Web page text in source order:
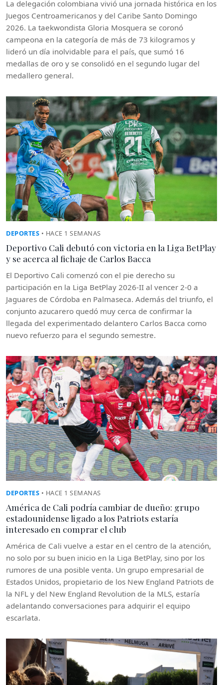
La delegación colombiana vivió una jornada histórica en los
Juegos Centroamericanos y del Caribe Santo Domingo
2026. La taekwondista Gloria Mosquera se coronó
campeona en la categoría de más de 73 kilogramos y
lideró un día inolvidable para el país, que sumó 16
medallas de oro y se consolidó en el segundo lugar del
medallero general.
DEPORTES • HACE 1 SEMANAS
Deportivo Cali debutó con victoria en la Liga BetPlay
y se acerca al fichaje de Carlos Bacca
El Deportivo Cali comenzó con el pie derecho su
participación en la Liga BetPlay 2026-II al vencer 2-0 a
Jaguares de Córdoba en Palmaseca. Además del triunfo, el
conjunto azucarero quedó muy cerca de confirmar la
llegada del experimentado delantero Carlos Bacca como
nuevo refuerzo para el segundo semestre.
DEPORTES • HACE 1 SEMANAS
América de Cali podría cambiar de dueño: grupo
estadounidense ligado a los Patriots estaría
interesado en comprar el club
América de Cali vuelve a estar en el centro de la atención,
no solo por su buen inicio en la Liga BetPlay, sino por los
rumores de una posible venta. Un grupo empresarial de
Estados Unidos, propietario de los New England Patriots de
la NFL y del New England Revolution de la MLS, estaría
adelantando conversaciones para adquirir el equipo
escarlata.